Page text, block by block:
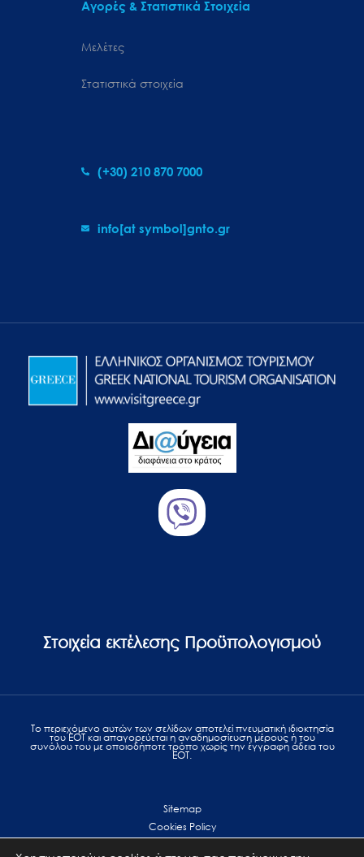
Αγορές & Στατιστικά Στοιχεία
Μελέτες
Στατιστικά στοιχεία
(+30) 210 870 7000
info[at symbol]gnto.gr
Στοιχεία εκτέλεσης Προϋπολογισμού
Το περιεχόμενο αυτών των σελίδων αποτελεί πvευματική ιδιοκτησία
του ΕΟΤ και απαγορεύεται η αναδημοσίευση μέρους ή του
συνόλου του με οποιοδήποτε τρόπο χωρίς την έγγραφη άδεια του
ΕΟΤ.
Sitemap
Cookies Policy